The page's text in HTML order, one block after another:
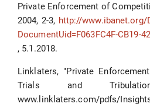
Private Enforcement of
2004, 2-3, http://www.ibanet.org/
DocumentUid=F063FC4F-CB19-
, 5.1.2018.
Linklaters, "Private
Trials and
www.linklaters.com/pdfs/